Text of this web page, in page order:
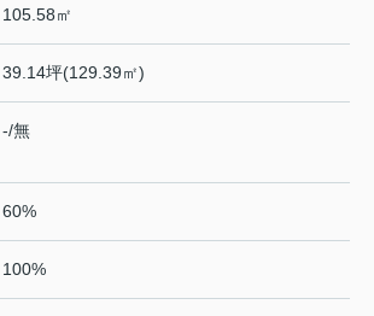
105.58㎡
39.14坪(129.39㎡)
-/無
60%
100%